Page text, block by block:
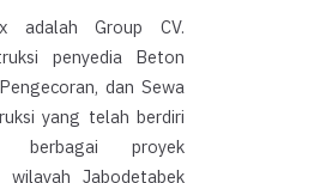
adalah Group CV.
penyedia Beton
dan Sewa
yang telah berdiri
berbagai proyek
wilayah Jabodetabek